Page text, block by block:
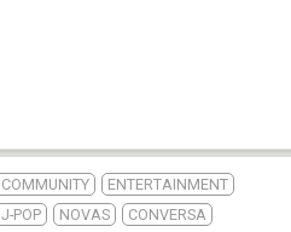
COMMUNITY
ENTERTAINMENT
J-POP
NOVAS
CONVERSA